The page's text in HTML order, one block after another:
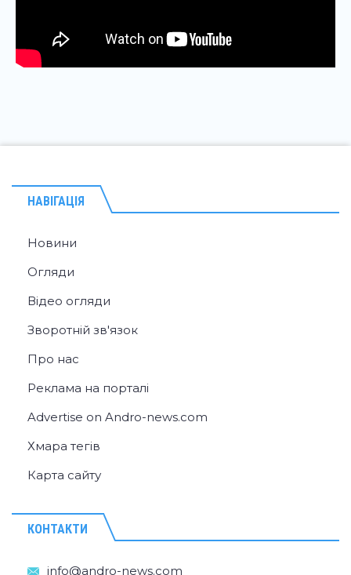
НАВІГАЦІЯ
Новини
Огляди
Відео огляди
Зворотній зв'язок
Про нас
Реклама на порталі
Advertise on Andro-news.com
Хмара тегів
Карта сайту
КОНТАКТИ